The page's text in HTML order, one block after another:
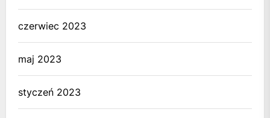
czerwiec 2023
maj 2023
styczeń 2023